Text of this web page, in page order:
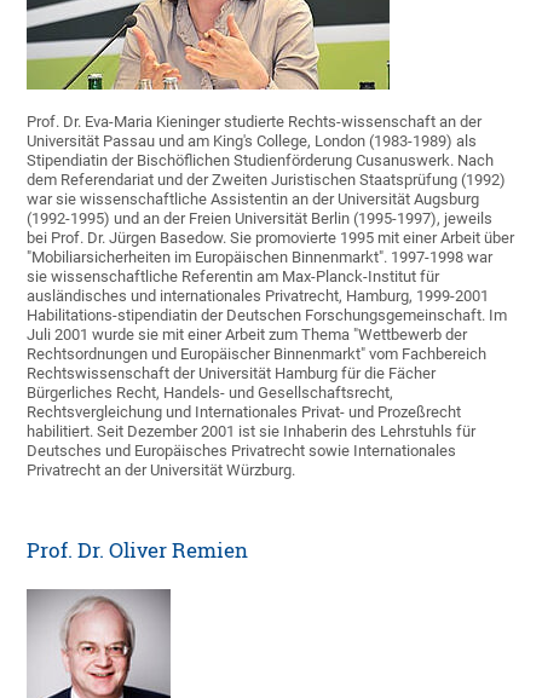
Prof. Dr. Eva-Maria Kieninger studierte Rechts-wissenschaft an der
Universität Passau und am King's College, London (1983-1989) als
Stipendiatin der Bischöflichen Studienförderung Cusanuswerk. Nach
dem Referendariat und der Zweiten Juristischen Staatsprüfung (1992)
war sie wissenschaftliche Assistentin an der Universität Augsburg
(1992-1995) und an der Freien Universität Berlin (1995-1997), jeweils
bei Prof. Dr. Jürgen Basedow. Sie promovierte 1995 mit einer Arbeit über
"Mobiliarsicherheiten im Europäischen Binnenmarkt". 1997-1998 war
sie wissenschaftliche Referentin am Max-Planck-Institut für
ausländisches und internationales Privatrecht, Hamburg, 1999-2001
Habilitations-stipendiatin der Deutschen Forschungsgemeinschaft. Im
Juli 2001 wurde sie mit einer Arbeit zum Thema "Wettbewerb der
Rechtsordnungen und Europäischer Binnenmarkt" vom Fachbereich
Rechtswissenschaft der Universität Hamburg für die Fächer
Bürgerliches Recht, Handels- und Gesellschaftsrecht,
Rechtsvergleichung und Internationales Privat- und Prozeßrecht
habilitiert. Seit Dezember 2001 ist sie Inhaberin des Lehrstuhls für
Deutsches und Europäisches Privatrecht sowie Internationales
Privatrecht an der Universität Würzburg.
Prof. Dr. Oliver Remien